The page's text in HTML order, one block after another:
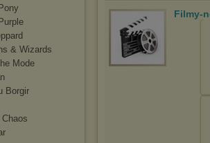
& Wizards
Mode
Borgir
Chaos
Filmy-